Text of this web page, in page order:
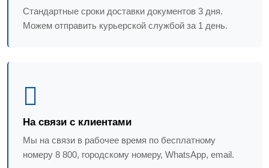
Стандартные сроки доставки документов 3 дня.
Можем отправить курьерской службой за 1 день.
На связи с клиентами
Мы на связи в рабочее время по бесплатному
номеру 8 800, городскому номеру, WhatsApp, email.